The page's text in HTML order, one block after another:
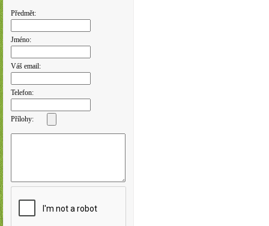
Předmět:
Jméno:
Váš email:
Telefon:
Přílohy: